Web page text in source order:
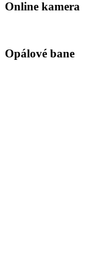
Online kamera
Opálové bane